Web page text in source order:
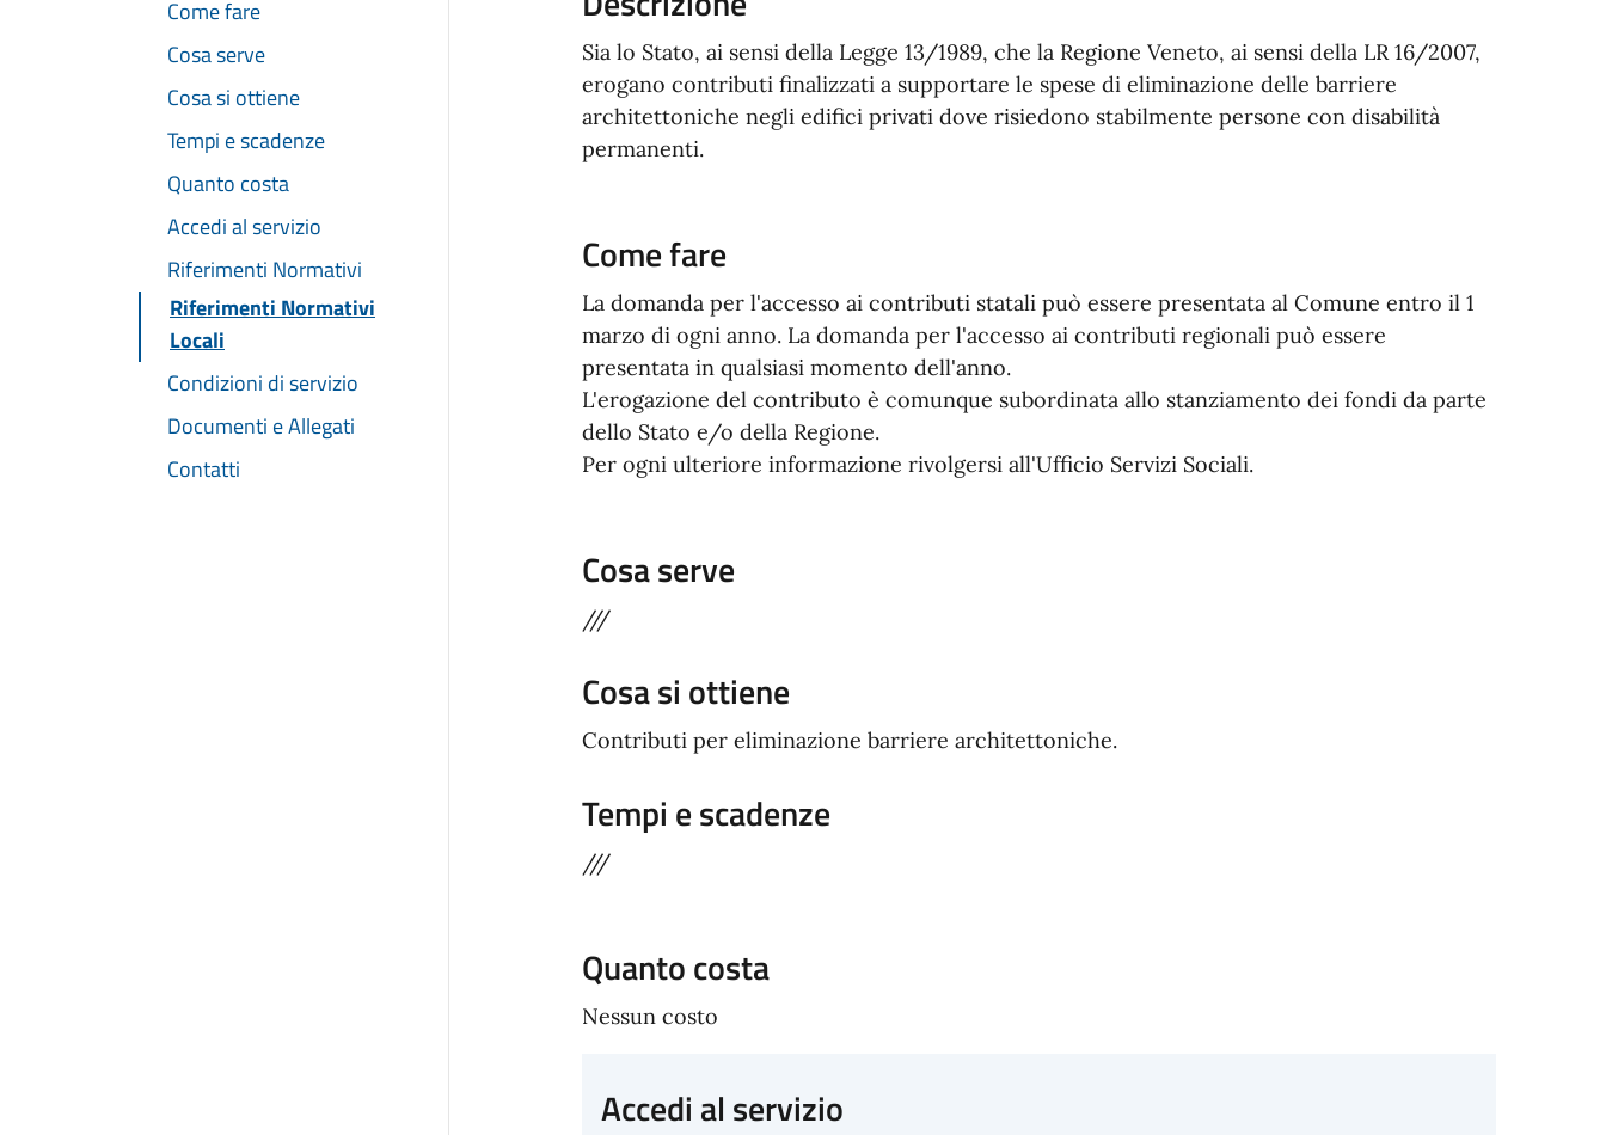
Come fare
Cosa serve
Cosa si ottiene
Tempi e scadenze
Quanto costa
Accedi al servizio
Riferimenti Normativi
Riferimenti Normativi
Locali
Condizioni di servizio
Documenti e Allegati
Contatti
Sia lo Stato, ai sensi della Legge 13/1989, che la Regione Veneto, ai sensi della LR 16/2007,
erogano contributi finalizzati a supportare le spese di eliminazione delle barriere
architettoniche negli edifici privati dove risiedono stabilmente persone con disabilità
permanenti.
Come fare
La domanda per l'accesso ai contributi statali può essere presentata al Comune entro il 1
marzo di ogni anno. La domanda per l'accesso ai contributi regionali può essere
presentata in qualsiasi momento dell'anno.
L'erogazione del contributo è comunque subordinata allo stanziamento dei fondi da parte
dello Stato e/o della Regione.
Per ogni ulteriore informazione rivolgersi all'Ufficio Servizi Sociali.
Cosa serve
///
Cosa si ottiene
Contributi per eliminazione barriere architettoniche.
Tempi e scadenze
///
Quanto costa
Nessun costo
Accedi al servizio